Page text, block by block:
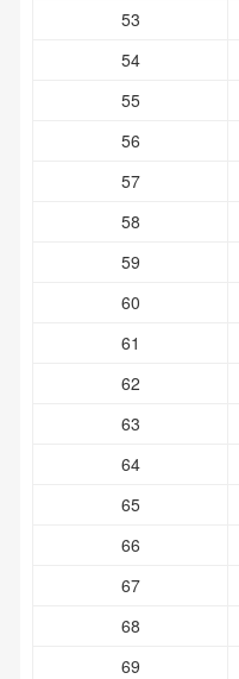
53
54
55
56
57
58
59
60
61
62
63
64
65
66
67
68
69